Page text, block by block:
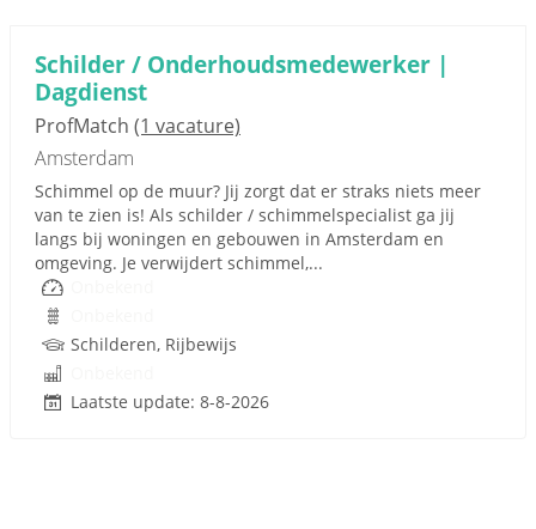
Schilder / Onderhoudsmedewerker |
Dagdienst
ProfMatch (1 vacature)
Amsterdam
Schimmel op de muur? Jij zorgt dat er straks niets meer
van te zien is! Als schilder / schimmelspecialist ga jij
langs bij woningen en gebouwen in Amsterdam en
omgeving. Je verwijdert schimmel,...
Schilderen, Rijbewijs
Laatste update: 8-8-2026